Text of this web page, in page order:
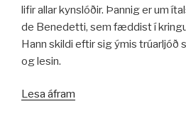
lifir allar kynslóðir. Þannig er um
de Benedetti, sem fæddist í
Hann skildi eftir sig ýmis trúarljóð
og lesin.
Lesa áfram